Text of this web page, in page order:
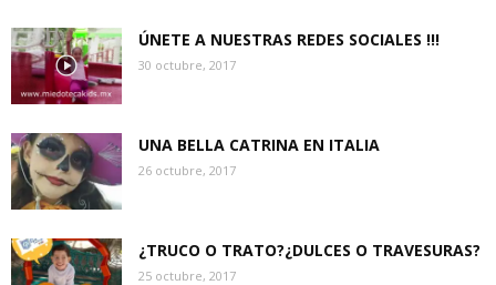
ÚNETE A NUESTRAS REDES SOCIALES !!!
30 octubre, 2017
UNA BELLA CATRINA EN ITALIA
26 octubre, 2017
¿TRUCO O TRATO?¿DULCES O TRAVESURAS?
25 octubre, 2017